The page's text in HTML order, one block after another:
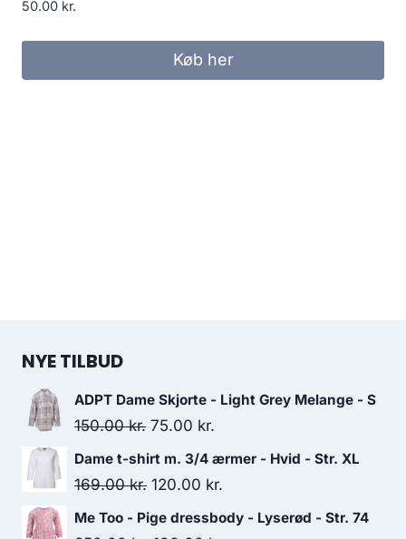
50.00 kr.
Køb her
NYE TILBUD
ADPT Dame Skjorte - Light Grey Melange - S
150.00kr. Original
price
was:
75.00 kr.
price
is:
Dame t-shirt m. 3/4 ærmer - Hvid - Str. XL
169.00kr. Original
price
120.00 kr.
price
Me Too - Pige dressbody - Lyserød - Str. 74